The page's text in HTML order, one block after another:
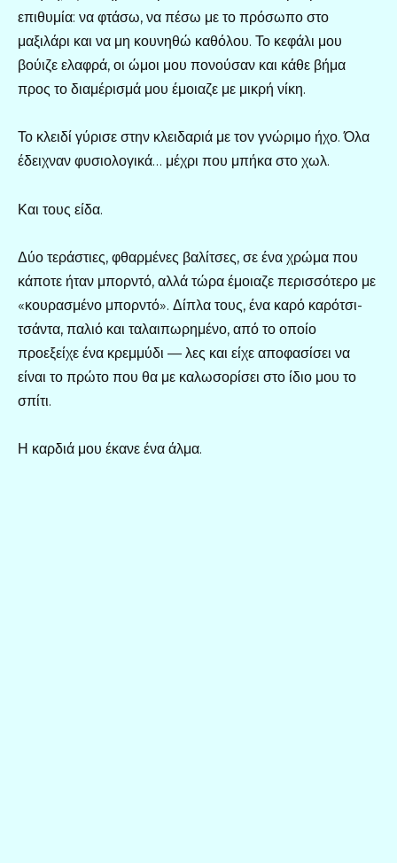
επιθυμία: να φτάσω, να πέσω με το πρόσωπο στο
μαξιλάρι και να μη κουνηθώ καθόλου. Το κεφάλι μου
βούιζε ελαφρά, οι ώμοι μου πονούσαν και κάθε βήμα
προς το διαμέρισμά μου έμοιαζε με μικρή νίκη.
Το κλειδί γύρισε στην κλειδαριά με τον γνώριμο ήχο. Όλα
έδειχναν φυσιολογικά… μέχρι που μπήκα στο χωλ.
Και τους είδα.
Δύο τεράστιες, φθαρμένες βαλίτσες, σε ένα χρώμα που
κάποτε ήταν μπορντό, αλλά τώρα έμοιαζε περισσότερο με
«κουρασμένο μπορντό». Δίπλα τους, ένα καρό καρότσι-
τσάντα, παλιό και ταλαιπωρημένο, από το οποίο
προεξείχε ένα κρεμμύδι — λες και είχε αποφασίσει να
είναι το πρώτο που θα με καλωσορίσει στο ίδιο μου το
σπίτι.
Η καρδιά μου έκανε ένα άλμα.